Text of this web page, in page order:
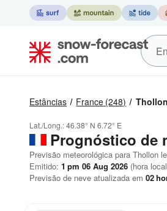
Estâncias France (248)
Lat./Long.:46.38° N 6.72° E
Prognóstico de
Previsão meteorológica para Thollon
Emitido: 1 pm 06 Aug 2026 (hora
Previsão de neve atualizada em 02